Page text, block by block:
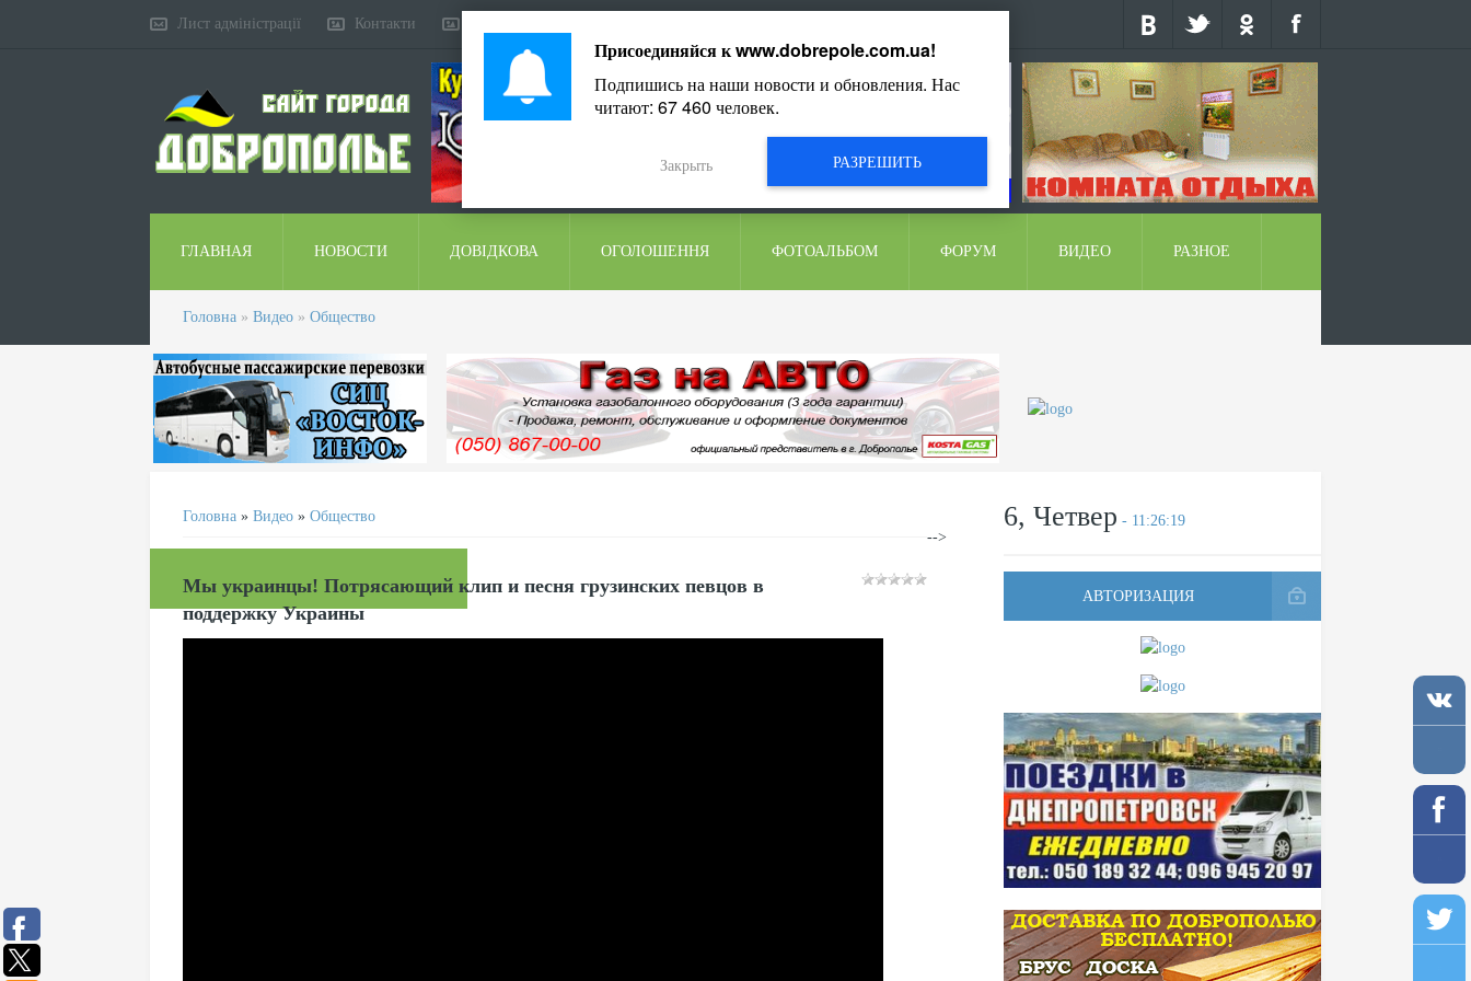
Лист адміністрації Контакти
ГЛАВНАЯ НОВОСТИ ДОВІДКОВА ОГОЛОШЕННЯ ФОТОАЛЬБОМ ФОРУМ ВИДЕО РАЗНОЕ
Головна » Видео » Общество
Головна » Видео » Общество
Мы украинцы! Потрясающий клип и песня грузинских певцов в
поддержку Украины
6, Четвер - 11:26:19
АВТОРИЗАЦИЯ
-->
Присоединяйся кwww.dobrepole.com.ua!
Подпишись на наши новости и обновления. Нас
читают: 67 460 человек.
РАЗРЕШИТЬ
Закрыть